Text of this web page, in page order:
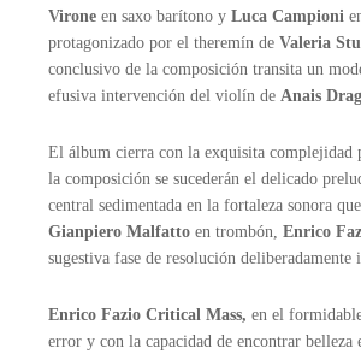
Virone en saxo barítono y Luca Campioni
protagonizado por el theremín de Valeria
conclusivo de la composición transita un
efusiva intervención del violín de Anais
El álbum cierra con la exquisita
la composición se sucederán el delicado
central sedimentada en la fortaleza sonora
Gianpiero Malfatto en trombón, Enrico
sugestiva fase de resolución deliberadamente
Enrico Fazio Critical Mass, en el
error y con la capacidad de encontrar belleza